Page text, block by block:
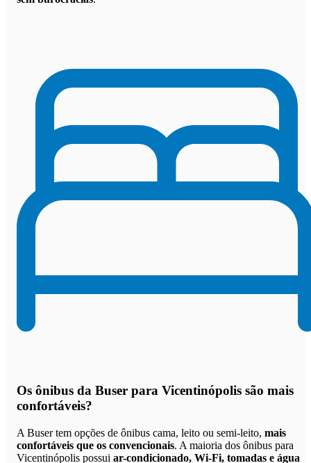
Os ônibus da Buser para Vicentinópolis são mais
confortáveis?
A Buser tem opções de ônibus cama, leito ou semi-leito, mais
confortáveis que os convencionais. A maioria dos ônibus para
Vicentinópolis possui ar-condicionado, Wi-Fi, tomadas e água